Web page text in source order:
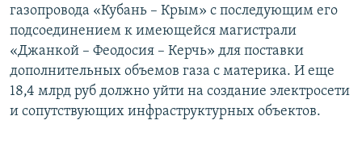
газопровода «Кубань – Крым» с последующим его
подсоединением к имеющейся магистрали
«Джанкой – Феодосия – Керчь» для поставки
дополнительных объемов газа с материка. И еще
18,4 млрд руб должно уйти на создание электросети
и сопутствующих инфраструктурных объектов.